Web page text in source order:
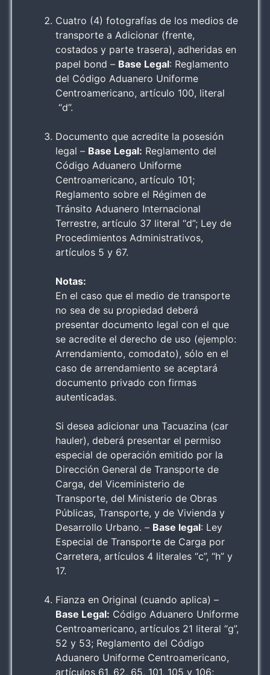
Cuatro (4) fotografías de los medios de
transporte a Adicionar (frente,
costados y parte trasera), adheridas en
papel bond – Base Legal: Reglamento
del Código Aduanero Uniforme
Centroamericano, artículo 100, literal
“d”.
Documento que acredite la posesión
legal – Base Legal: Reglamento del
Código Aduanero Uniforme
Centroamericano, artículo 101;
Reglamento sobre el Régimen de
Tránsito Aduanero Internacional
Terrestre, artículo 37 literal “d”; Ley de
Procedimientos Administrativos,
artículos 5 y 67.
Notas:
En el caso que el medio de transporte
no sea de su propiedad deberá
presentar documento legal con el que
se acredite el derecho de uso (ejemplo:
Arrendamiento, comodato), sólo en el
caso de arrendamiento se aceptará
documento privado con firmas
autenticadas.
Si desea adicionar una Tacuazina (car
hauler), deberá presentar el permiso
especial de operación emitido por la
Dirección General de Transporte de
Carga, del Viceministerio de
Transporte, del Ministerio de Obras
Públicas, Transporte, y de Vivienda y
Desarrollo Urbano. – Base legal: Ley
Especial de Transporte de Carga por
Carretera, artículos 4 literales “c”, “h” y
17.
Fianza en Original (cuando aplica) –
Base Legal: Código Aduanero Uniforme
Centroamericano, artículos 21 literal “g”,
52 y 53; Reglamento del Código
Aduanero Uniforme Centroamericano,
artículos 61, 62, 65, 101, 105 y 106;